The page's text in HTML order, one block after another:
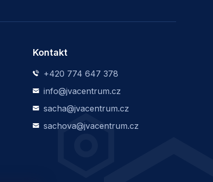
Kontakt
+420 774 647 378
info@jvacentrum.cz
sacha@jvacentrum.cz
sachova@jvacentrum.cz